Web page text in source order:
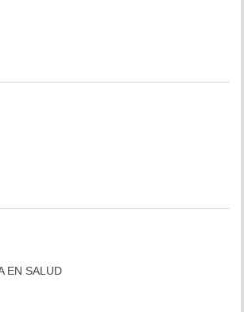
EN SALUD